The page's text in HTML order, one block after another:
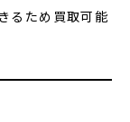
るため買取可能